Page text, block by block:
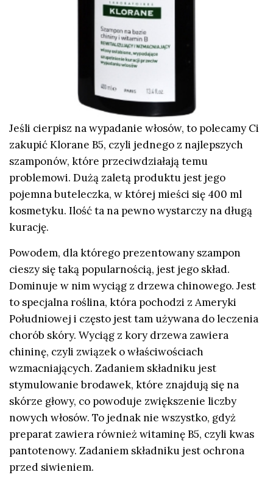
Jeśli cierpisz na wypadanie włosów, to polecamy Ci
zakupić Klorane B5, czyli jednego z najlepszych
szamponów, które przeciwdziałają temu
problemowi. Dużą zaletą produktu jest jego
pojemna buteleczka, w której mieści się 400 ml
kosmetyku. Ilość ta na pewno wystarczy na długą
kurację.
Powodem, dla którego prezentowany szampon
cieszy się taką popularnością, jest jego skład.
Dominuje w nim wyciąg z drzewa chinowego. Jest
to specjalna roślina, która pochodzi z Ameryki
Południowej i często jest tam używana do leczenia
chorób skóry. Wyciąg z kory drzewa zawiera
chininę, czyli związek o właściwościach
wzmacniających. Zadaniem składniku jest
stymulowanie brodawek, które znajdują się na
skórze głowy, co powoduje zwiększenie liczby
nowych włosów. To jednak nie wszystko, gdyż
preparat zawiera również witaminę B5, czyli kwas
pantotenowy. Zadaniem składniku jest ochrona
przed siwieniem.